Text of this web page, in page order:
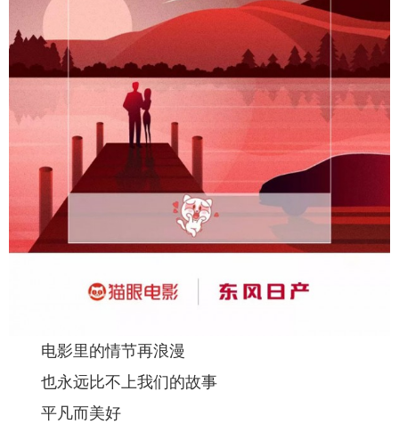
电影里的情节再浪漫
也永远比不上我们的故事
平凡而美好